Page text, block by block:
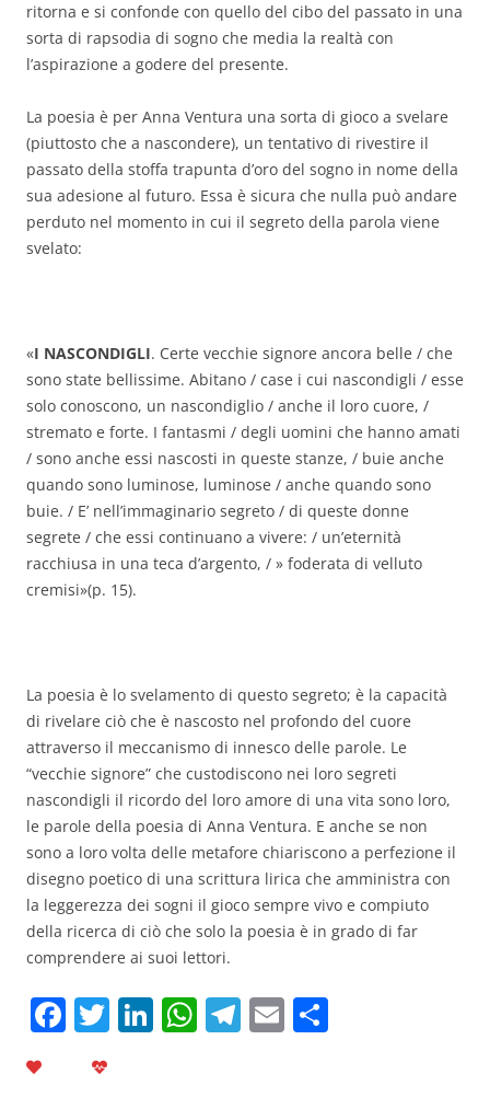
ritorna e si confonde con quello del cibo del passato in una
sorta di rapsodia di sogno che media la realtà con
l’aspirazione a godere del presente.
La poesia è per Anna Ventura una sorta di gioco a svelare
(piuttosto che a nascondere), un tentativo di rivestire il
passato della stoffa trapunta d’oro del sogno in nome della
sua adesione al futuro. Essa è sicura che nulla può andare
perduto nel momento in cui il segreto della parola viene
svelato:
«I NASCONDIGLI. Certe vecchie signore ancora belle / che
sono state bellissime. Abitano / case i cui nascondigli / esse
solo conoscono, un nascondiglio / anche il loro cuore, /
stremato e forte. I fantasmi / degli uomini che hanno amati
/ sono anche essi nascosti in queste stanze, / buie anche
quando sono luminose, luminose / anche quando sono
buie. / E’ nell’immaginario segreto / di queste donne
segrete / che essi continuano a vivere: / un’eternità
racchiusa in una teca d’argento, / » foderata di velluto
cremisi»(p. 15).
La poesia è lo svelamento di questo segreto; è la capacità
di rivelare ciò che è nascosto nel profondo del cuore
attraverso il meccanismo di innesco delle parole. Le
“vecchie signore” che custodiscono nei loro segreti
nascondigli il ricordo del loro amore di una vita sono loro,
le parole della poesia di Anna Ventura. E anche se non
sono a loro volta delle metafore chiariscono a perfezione il
disegno poetico di una scrittura lirica che amministra con
la leggerezza dei sogni il gioco sempre vivo e compiuto
della ricerca di ciò che solo la poesia è in grado di far
comprendere ai suoi lettori.
F T Li W T E